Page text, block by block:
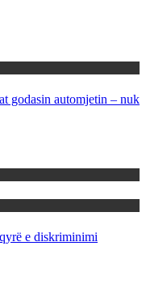
godasin automjetin – nuk
e diskriminimi